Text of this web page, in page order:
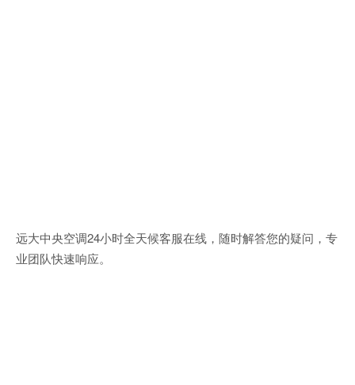
远大中央空调24小时全天候客服在线，随时解答您的疑问，专
业团队快速响应。